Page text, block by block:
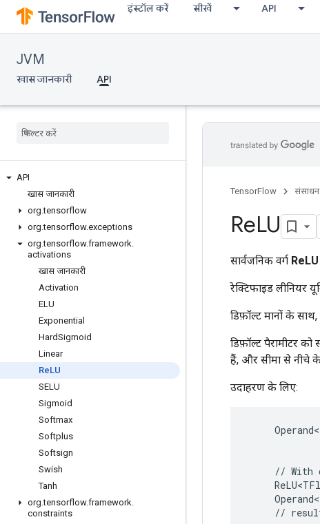
इंस्टॉल करें सीखें API
JVM
खास जानकारी API
API
खास जानकारी
org.tensorflow
org.tensorflow.exceptions
org.tensorflow.framework.
activations
खास जानकारी
Activation
ELU
Exponential
HardSigmoid
Linear
ReLU
SELU
Sigmoid
Softmax
Softplus
Softsign
Swish
Tanh
org.tensorflow.framework.
constraints
TensorFlow संसाधन
ReLU
सार्वजनिक वर्ग ReLU
रेक्टिफाइड लीनियर
डिफ़ॉल्ट मानों के
डिफ़ॉल्ट पैरामीटर
हैं, और सीमा से नीचे
उदाहरण के लिए:
// With
//